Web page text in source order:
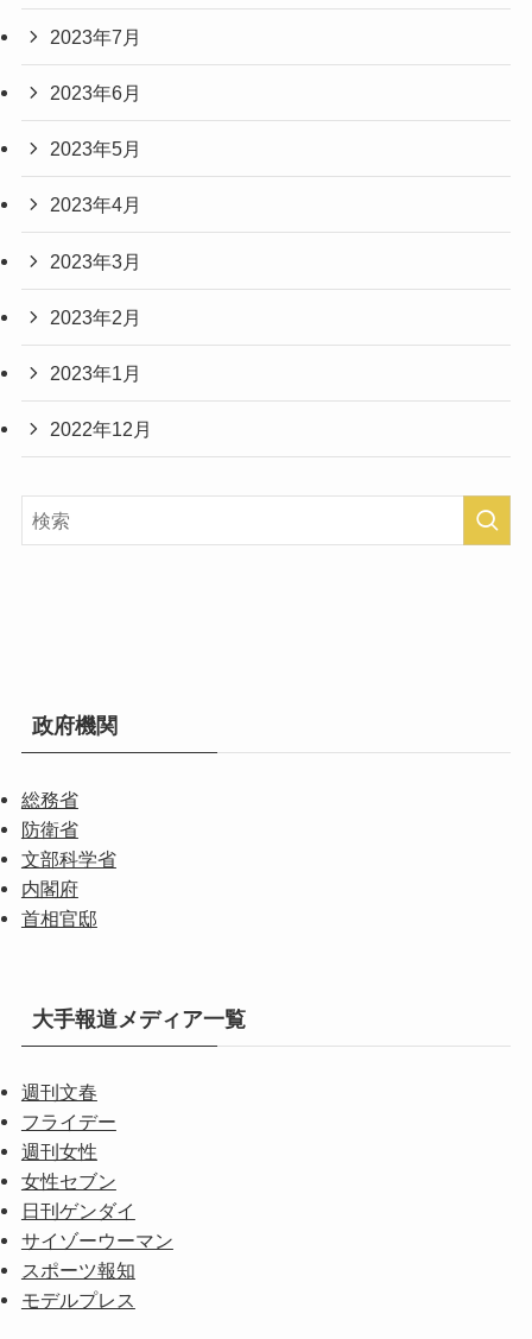
2023年7月
2023年6月
2023年5月
2023年4月
2023年3月
2023年2月
2023年1月
2022年12月
政府機関
総務省
防衛省
文部科学省
内閣府
首相官邸
大手報道メディア一覧
週刊文春
フライデー
週刊女性
女性セブン
日刊ゲンダイ
サイゾーウーマン
スポーツ報知
モデルプレス